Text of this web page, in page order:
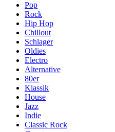
Pop
Rock
Hip Hop
Chillout
Schlager
Oldies
Electro
Alternative
80er
Klassik
House
Jazz
Indie
Classic Rock